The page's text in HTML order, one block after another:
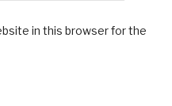
in this browser for the